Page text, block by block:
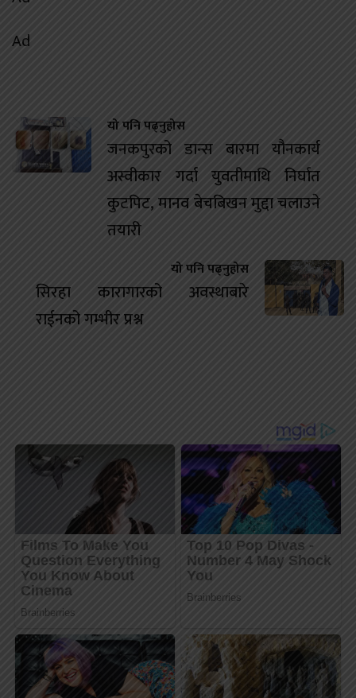
Ad
यो पनि पढ्नुहोस
जनकपुरको डान्स बारमा यौनकार्य
अस्वीकार गर्दा युवतीमाथि निर्घात
कुटपिट, मानव बेचबिखन मुद्दा चलाउने
तयारी
यो पनि पढ्नुहोस
सिरहा कारागारको अवस्थाबारे
राईनको गम्भीर प्रश्न